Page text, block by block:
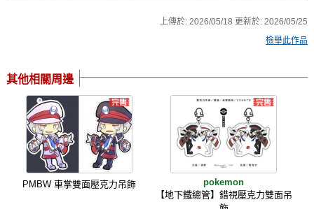
上傳於: 2026/05/18 更新於: 2026/05/25
檢舉此作品
其他相關周邊
PMBW 車掌雙面壓克力吊飾
pokemon
【地下鐵總管】錯視壓克力雙面吊